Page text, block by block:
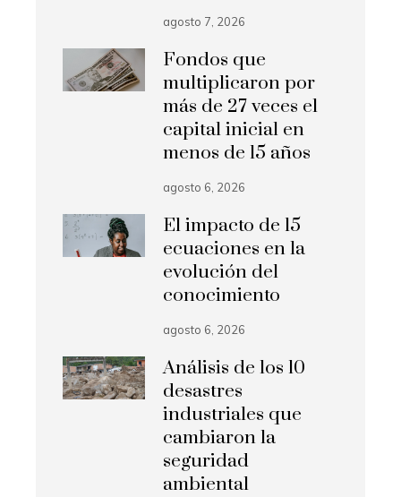
agosto 7, 2026
Fondos que
multiplicaron por
más de 27 veces el
capital inicial en
menos de 15 años
agosto 6, 2026
El impacto de 15
ecuaciones en la
evolución del
conocimiento
agosto 6, 2026
Análisis de los 10
desastres
industriales que
cambiaron la
seguridad
ambiental